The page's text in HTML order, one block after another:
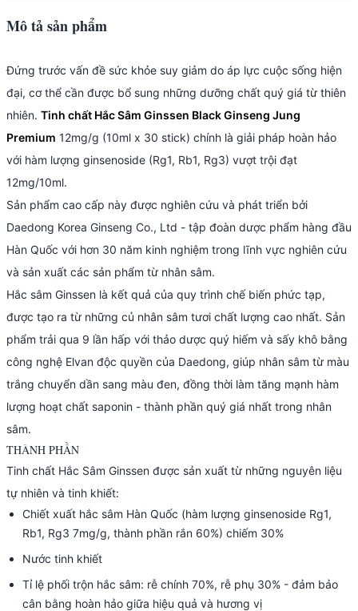
Mô tả sản phẩm
Đứng trước vấn đề sức khỏe suy giảm do áp lực cuộc sống hiện
đại, cơ thể cần được bổ sung những dưỡng chất quý giá từ thiên
nhiên. Tinh chất Hắc Sâm Ginssen Black Ginseng Jung
Premium 12mg/g (10ml x 30 stick) chính là giải pháp hoàn hảo
với hàm lượng ginsenoside (Rg1, Rb1, Rg3) vượt trội đạt
12mg/10ml.
Sản phẩm cao cấp này được nghiên cứu và phát triển bởi
Daedong Korea Ginseng Co., Ltd - tập đoàn dược phẩm hàng đầu
Hàn Quốc với hơn 30 năm kinh nghiệm trong lĩnh vực nghiên cứu
và sản xuất các sản phẩm từ nhân sâm.
Hắc sâm Ginssen là kết quả của quy trình chế biến phức tạp,
được tạo ra từ những củ nhân sâm tươi chất lượng cao nhất. Sản
phẩm trải qua 9 lần hấp với thảo dược quý hiếm và sấy khô bằng
công nghệ Elvan độc quyền của Daedong, giúp nhân sâm từ màu
trắng chuyển dần sang màu đen, đồng thời làm tăng mạnh hàm
lượng hoạt chất saponin - thành phần quý giá nhất trong nhân
sâm.
THÀNH PHẦN
Tinh chất Hắc Sâm Ginssen được sản xuất từ những nguyên liệu
tự nhiên và tinh khiết:
Chiết xuất hắc sâm Hàn Quốc (hàm lượng ginsenoside Rg1,
Rb1, Rg3 7mg/g, thành phần rắn 60%) chiếm 30%
Nước tinh khiết
Tỉ lệ phối trộn hắc sâm: rễ chính 70%, rễ phụ 30% - đảm bảo
cân bằng hoàn hảo giữa hiệu quả và hương vị